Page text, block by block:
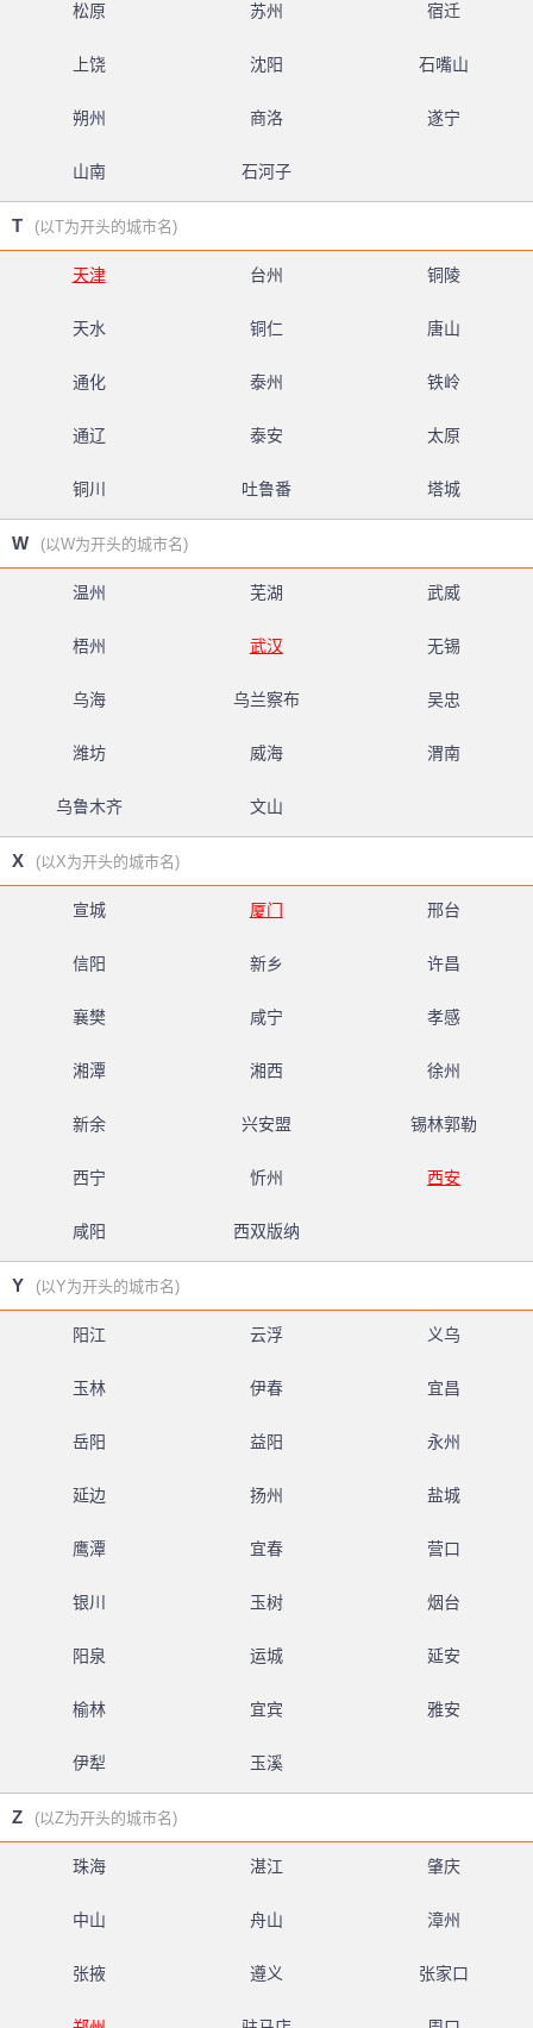
松原 苏州 宿迁
上饶 沈阳 石嘴山
朔州 商洛 遂宁
山南 石河子
T (以T为开头的城市名)
天津 台州 铜陵
天水 铜仁 唐山
通化 泰州 铁岭
通辽 泰安 太原
铜川 吐鲁番 塔城
W (以W为开头的城市名)
温州 芜湖 武威
梧州 武汉 无锡
乌海 乌兰察布 吴忠
潍坊 威海 渭南
乌鲁木齐 文山
X (以X为开头的城市名)
宣城 厦门 邢台
信阳 新乡 许昌
襄樊 咸宁 孝感
湘潭 湘西 徐州
新余 兴安盟 锡林郭勒
西宁 忻州 西安
咸阳 西双版纳
Y (以Y为开头的城市名)
阳江 云浮 义乌
玉林 伊春 宜昌
岳阳 益阳 永州
延边 扬州 盐城
鹰潭 宜春 营口
银川 玉树 烟台
阳泉 运城 延安
榆林 宜宾 雅安
伊犁 玉溪
Z (以Z为开头的城市名)
珠海 湛江 肇庆
中山 舟山 漳州
张掖 遵义 张家口